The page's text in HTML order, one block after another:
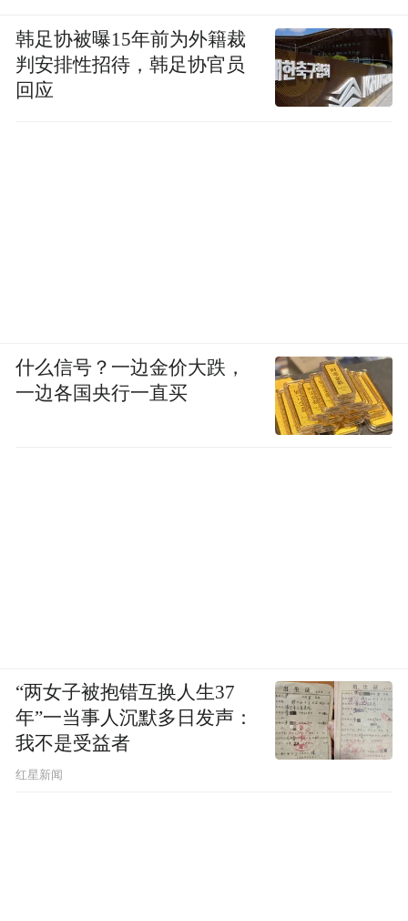
韩足协被曝15年前为外籍裁
判安排性招待，韩足协官员
回应
什么信号？一边金价大跌，
一边各国央行一直买
“两女子被抱错互换人生37
年”一当事人沉默多日发声：
我不是受益者
红星新闻